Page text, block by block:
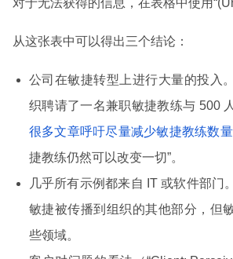
从这张表中可以得出三个结论：
公司在敏捷转型上进行大量的投入
织聘请了一名兼职敏捷教练与 500
很多文章呼吁尽量减少敏捷教练数量
捷教练仍然可以改变一切”。
几乎所有示例都来自 IT 或软件部门
敏捷被传播到组织的其他部分，但
些领域。